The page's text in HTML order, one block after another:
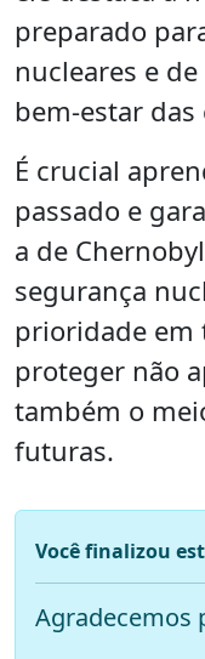
preparado
nucleares e
bem-estar
É crucial
passado e
a de
segurança
prioridade em
proteger não
também o
futuras.
Você finalizou
Agradecemos